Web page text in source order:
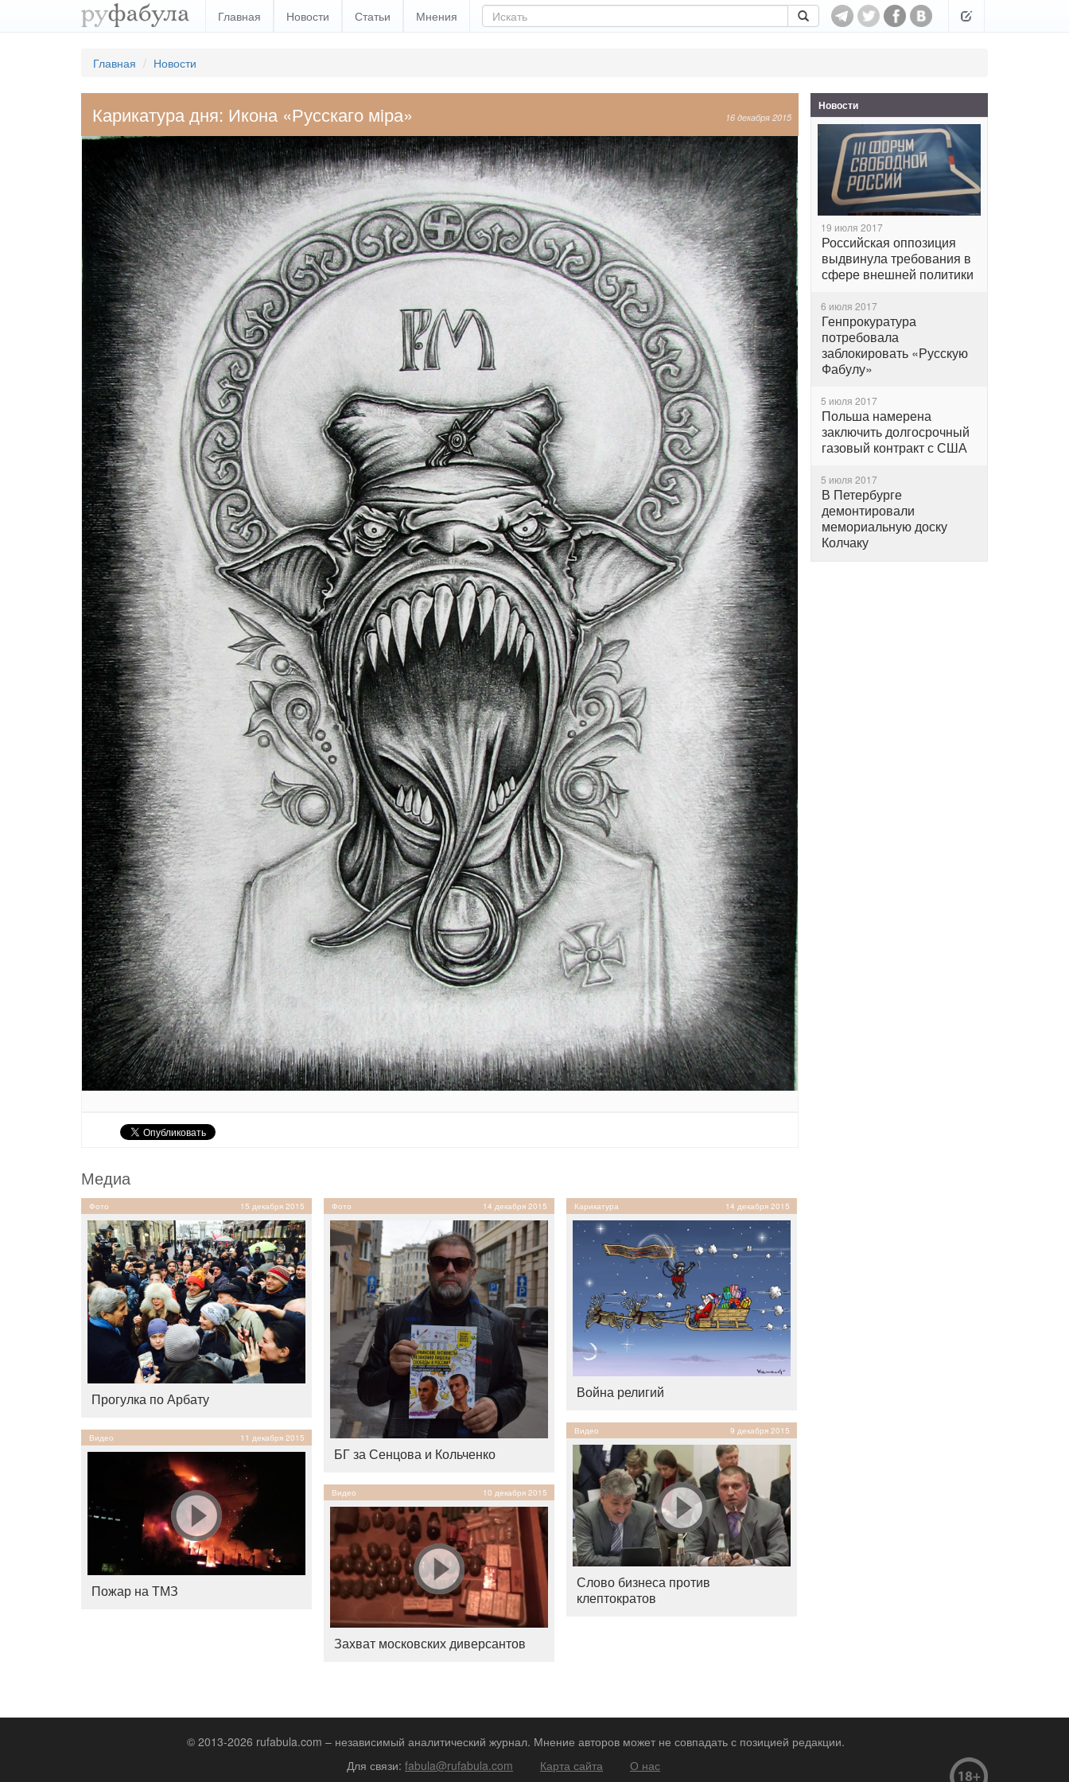
Главная Новости Статьи Мнения
Главная Новости
16 декабря 2015
Карикатура дня: Икона «Русскаго мiра» Новости
19 июля 2017
Российская оппозиция
выдвинула требования в
сфере внешней политики
6 июля 2017
Генпрокуратура
потребовала
заблокировать «Русскую
Фабулу»
5 июля 2017
Польша намерена
заключить долгосрочный
газовый контракт с США
5 июля 2017
В Петербурге
демонтировали
мемориальную доску
Колчаку
Медиа
Фото 15 декабря 2015
Прогулка по Арбату
Видео 11 декабря 2015
Пожар на ТМЗ
Фото 14 декабря 2015
БГ за Сенцова и Кольченко
Видео 10 декабря 2015
Захват московских диверсантов
Карикатура 14 декабря 2015
Война религий
Видео 9 декабря 2015
Слово бизнеса против
клептократов
© 2013-2026 rufabula.com – независимый аналитический журнал. Мнение авторов может не совпадать с позицией редакции.
Для связи: fabula@rufabula.com Карта сайта О нас